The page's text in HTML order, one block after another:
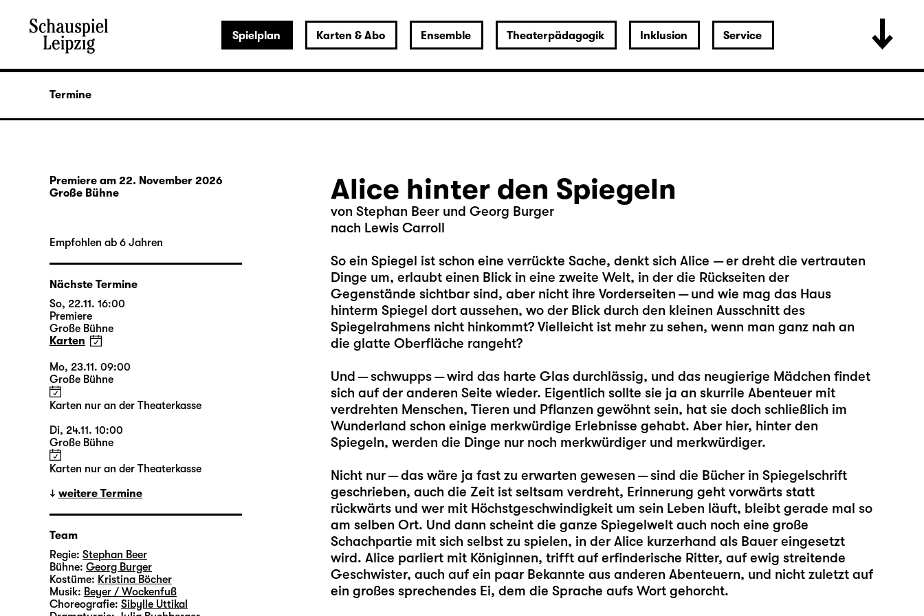
Spielplan Karten & Abo Ensemble Theaterpädagogik Inklusion Service
Termine
Alice hinter den Spiegeln
von Stephan Beer und Georg Burger
nach Lewis Carroll
So ein Spiegel ist schon eine verrückte Sache, denkt sich Alice — er dreht die vertrauten
Dinge um, erlaubt einen Blick in eine zweite Welt, in der die Rückseiten der
Gegenstände sichtbar sind, aber nicht ihre Vorderseiten — und wie mag das Haus
hinterm Spiegel dort aussehen, wo der Blick durch den kleinen Ausschnitt des
Spiegelrahmens nicht hinkommt? Vielleicht ist mehr zu sehen, wenn man ganz nah an
die glatte Oberfläche rangeht?
Und — schwupps — wird das harte Glas durchlässig, und das neugierige Mädchen findet
sich auf der anderen Seite wieder. Eigentlich sollte sie ja an skurrile Abenteuer mit
verdrehten Menschen, Tieren und Pflanzen gewöhnt sein, hat sie doch schließlich im
Wunderland schon einige merkwürdige Erlebnisse gehabt. Aber hier, hinter den
Spiegeln, werden die Dinge nur noch merkwürdiger und merkwürdiger.
Nicht nur — das wäre ja fast zu erwarten gewesen — sind die Bücher in Spiegelschrift
geschrieben, auch die Zeit ist seltsam verdreht, Erinnerung geht vorwärts statt
rückwärts und wer mit Höchstgeschwindigkeit um sein Leben läuft, bleibt gerade mal so
am selben Ort. Und dann scheint die ganze Spiegelwelt auch noch eine große
Schachpartie mit sich selbst zu spielen, in der Alice kurzerhand als Bauer eingesetzt
wird. Alice parliert mit Königinnen, trifft auf erfinderische Ritter, auf ewig streitende
Geschwister, auch auf ein paar Bekannte aus anderen Abenteuern, und nicht zuletzt auf
ein großes sprechendes Ei, dem die Sprache aufs Wort gehorcht.
Premiere am 22. November 2026
Große Bühne
Empfohlen ab 6 Jahren
Nächste Termine
So, 22.11. 16:00
Premiere
Große Bühne
Karten
Mo, 23.11. 09:00
Große Bühne
Karten nur an der Theaterkasse
Di, 24.11. 10:00
Große Bühne
Karten nur an der Theaterkasse
weitere Termine
Team
Regie: Stephan Beer
Bühne: Georg Burger
Kostüme: Kristina Böcher
Musik: Beyer / Wockenfuß
Choreografie: Sibylle Uttikal